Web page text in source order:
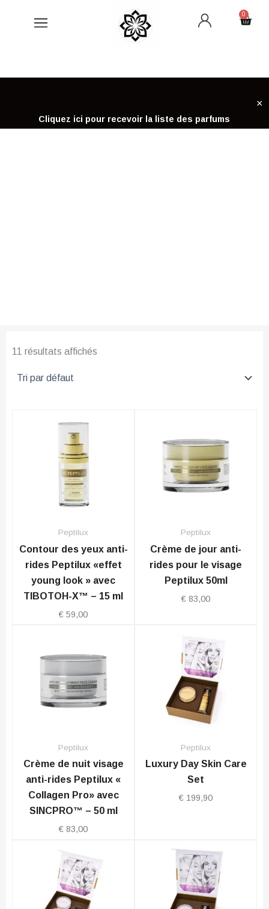
0
Cart
Cliquez ici pour recevoir la liste des parfums
×
11 résultats affichés
Peptilux
Contour des yeux anti-
rides Peptilux «effet
young look » avec
TIBOTOH-X™ – 15 ml
€ 59,00
Peptilux
Crème de jour anti-
rides pour le visage
Peptilux 50ml
€ 83,00
Peptilux
Crème de nuit visage
anti-rides Peptilux «
Collagen Pro» avec
SINCPRO™ – 50 ml
€ 83,00
Peptilux
Luxury Day Skin Care
Set
€ 199,90